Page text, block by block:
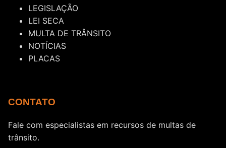
LEGISLAÇÃO
LEI SECA
MULTA DE TRÂNSITO
NOTÍCIAS
PLACAS
CONTATO
Fale com especialistas em recursos de multas de
trânsito.